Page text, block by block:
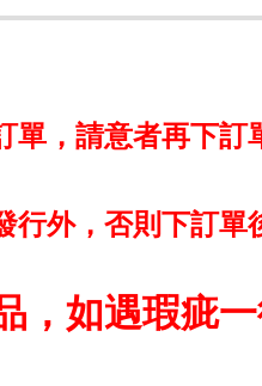
單，請意者再下
外，否則下訂單
如遇瑕疵